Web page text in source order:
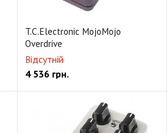
T.C.Electronic MojoMojo
Overdrive
Відсутній
4 536грн.